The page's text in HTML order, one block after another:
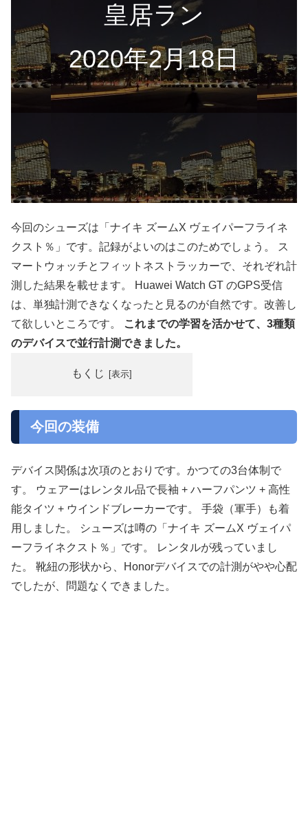
皇居ラン
2020年2月18日
今回のシューズは「ナイキ ズームX ヴェイパーフライネ
クスト％」です。記録がよいのはこのためでしょう。 ス
マートウォッチとフィットネストラッカーで、それぞれ計
測した結果を載せます。 Huawei Watch GT のGPS受信
は、単独計測できなくなったと見るのが自然です。改善し
て欲しいところです。
これまでの学習を活かせて、3種類
のデバイスで並行計測できました。
もくじ
今回の装備
デバイス関係は次項のとおりです。かつての3台体制で
す。 ウェアーはレンタル品で長袖 + ハーフパンツ + 高性
能タイツ + ウインドブレーカーです。 手袋（軍手）も着
用しました。 シューズは噂の「ナイキ ズームX ヴェイパ
ーフライネクスト％」です。 レンタルが残っていまし
た。 靴紐の形状から、Honorデバイスでの計測がやや心配
でしたが、問題なくできました。